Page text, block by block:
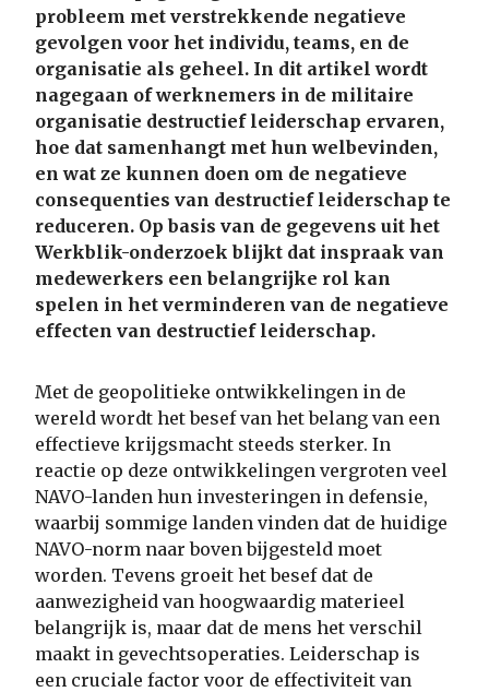
probleem met verstrekkende negatieve
gevolgen voor het individu, teams, en de
organisatie als geheel. In dit artikel wordt
nagegaan of werknemers in de militaire
organisatie destructief leiderschap ervaren,
hoe dat samenhangt met hun welbevinden,
en wat ze kunnen doen om de negatieve
consequenties van destructief leiderschap te
reduceren. Op basis van de gegevens uit het
Werkblik-onderzoek blijkt dat inspraak van
medewerkers een belangrijke rol kan
spelen in het verminderen van de negatieve
effecten van destructief leiderschap.
Met de geopolitieke ontwikkelingen in de
wereld wordt het besef van het belang van een
effectieve krijgsmacht steeds sterker. In
reactie op deze ontwikkelingen vergroten veel
NAVO-landen hun investeringen in defensie,
waarbij sommige landen vinden dat de huidige
NAVO-norm naar boven bijgesteld moet
worden. Tevens groeit het besef dat de
aanwezigheid van hoogwaardig materieel
belangrijk is, maar dat de mens het verschil
maakt in gevechtsoperaties. Leiderschap is
een cruciale factor voor de effectiviteit van